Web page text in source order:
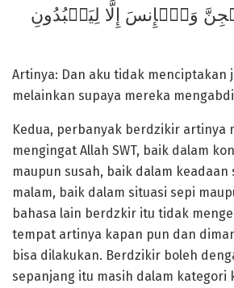
وَٱلۡإِنسَ إِلَّا لِيَعۡبُدُونِ
Artinya: Dan aku tidak menciptakan
melainkan supaya mereka
Kedua, perbanyak berdzikir artinya
mengingat Allah SWT, baik dalam
maupun susah, baik dalam keadaan
malam, baik dalam situasi sepi
bahasa lain berdzkir itu tidak
tempat artinya kapan pun dan
bisa dilakukan. Berdzikir boleh
sepanjang itu masih dalam kategori